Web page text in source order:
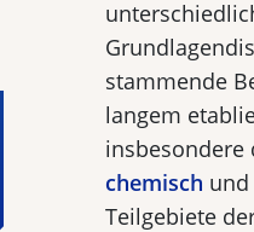
stammende
langem
insbesondere
chemisch und
Teilgebiete